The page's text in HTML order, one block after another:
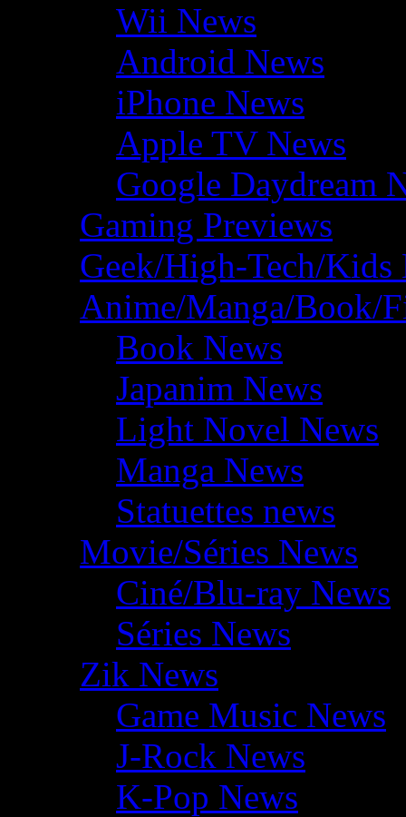
Wii News
Android News
iPhone News
Apple TV News
Google Daydream
Gaming Previews
Geek/High-Tech/Kids
Anime/Manga/Book/
Book News
Japanim News
Light Novel News
Manga News
Statuettes news
Movie/Séries News
Ciné/Blu-ray News
Séries News
Zik News
Game Music News
J-Rock News
K-Pop News